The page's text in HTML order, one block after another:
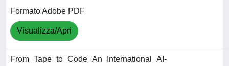
Formato Adobe PDF
Visualizza/Apri
From_Tape_to_Code_An_International_AI-